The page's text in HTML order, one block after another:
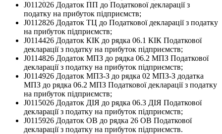
J0112026 Додаток ПП до Податкової декларації з
податку на прибуток підприємств;
J0112826 Додаток ТЦ до Податкової декларації з податку
на прибуток підприємств;
J0114426 Додаток КІК до рядка 06.1 КІК Податкової
декларації з податку на прибуток підприємств;
J0114826 Додаток МПЗ до рядка 06.2 МПЗ Податкової
декларації з податку на прибуток підприємств;
J0114926 Додаток МПЗ-З до рядка 02 МПЗ-З додатка
МПЗ до рядка 06.2 МПЗ Податкової декларації з податку
на прибуток підприємств;
J0115026 Додаток ДІЯ до рядка 06.3 ДІЯ Податкової
декларації з податку на прибуток підприємств;
J0115926 Додаток ОВ до рядка 26 ОВ Податкової
декларації з податку на прибуток підприємств.